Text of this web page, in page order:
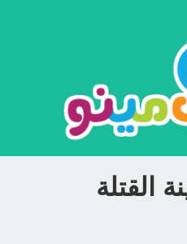
القتلة